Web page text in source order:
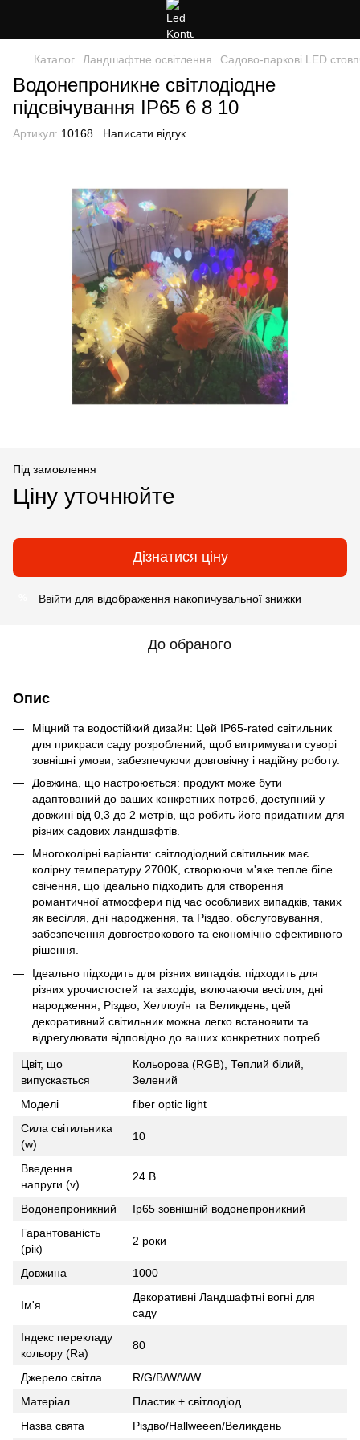
Каталог Ландшафтне освітлення Садово-паркові LED
Водонепроникне світлодіодне
підсвічування IP65 6 8 10
Артикул: 10168 Написати відгук
Під замовлення
Ціну уточнюйте
Дізнатися ціну
Ввійти для відображення накопичувальної знижки
До обраного
Опис
Міцний та водостійкий дизайн: Цей IP65-rated світильник
для прикраси саду розроблений, щоб витримувати суворі
зовнішні умови, забезпечуючи довговічну і надійну роботу.
Довжина, що настроюється: продукт може бути
адаптований до ваших конкретних потреб, доступний у
довжині від 0,3 до 2 метрів, що робить його придатним для
різних садових ландшафтів.
Многоколірні варіанти: світлодіодний світильник має
колірну температуру 2700K, створюючи м'яке тепле біле
свічення, що ідеально підходить для створення
романтичної атмосфери під час особливих випадків, таких
як весілля, дні народження, та Різдво. обслуговування,
забезпечення довгострокового та економічно ефективного
рішення.
Ідеально підходить для різних випадків: підходить для
різних урочистостей та заходів, включаючи весілля, дні
народження, Різдво, Хеллоуїн та Великдень, цей
декоративний світильник можна легко встановити та
відрегулювати відповідно до ваших конкретних потреб.
Цвіт, що
випускається
Кольорова (RGB), Теплий білий,
Зелений
Моделі
fiber optic light
Сила світильника
(w)
10
Введення
напруги (v)
24 В
Водонепроникний
Ip65 зовнішній водонепроникний
Гарантованість
(рік)
2 роки
Довжина 1000
Ім'я
Декоративні Ландшафтні вогні для
саду
Індекс перекладу
кольору (Ra)
80
Джерело світла
R/G/B/W/WW
Матеріал
Пластик + світлодіод
Назва свята
Різдво/Hallweeen/Великдень